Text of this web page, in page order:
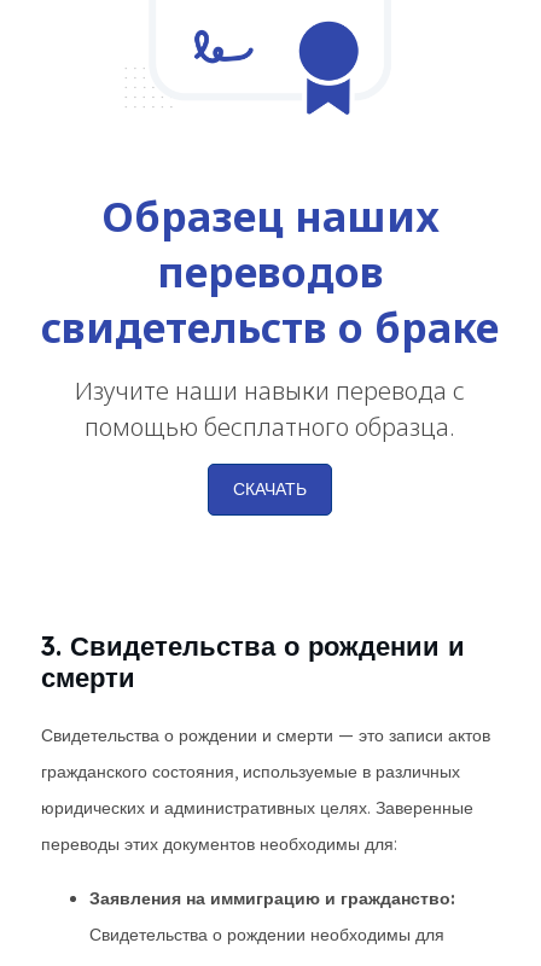
Образец наших
переводов
свидетельств о браке
Изучите наши навыки перевода с
помощью бесплатного образца.
СКАЧАТЬ
3. Свидетельства о рождении и
смерти
Свидетельства о рождении и смерти — это записи актов
гражданского состояния, используемые в различных
юридических и административных целях. Заверенные
переводы этих документов необходимы для:
Заявления на иммиграцию и гражданство:
Свидетельства о рождении необходимы для